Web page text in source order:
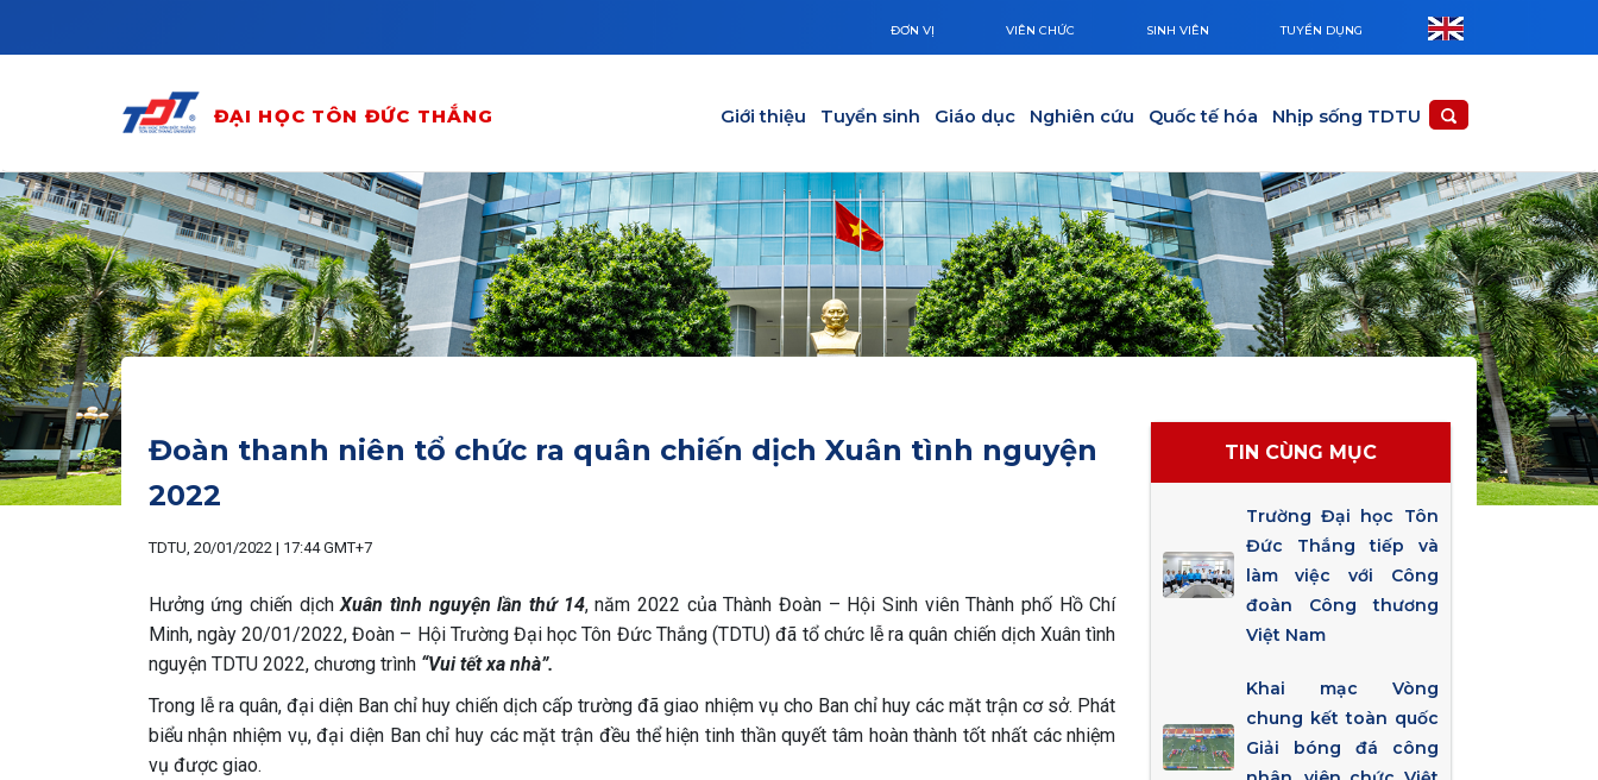
ĐƠN VỊ VIÊN CHỨC SINH VIÊN TUYỂN DỤNG
ĐẠI HỌC TÔN ĐỨC THẮNG Giới thiệu Tuyển sinh Giáo dục Nghiên cứu Quốc tế hóa Nhịp sống TDTU
Đoàn thanh niên tổ chức ra quân chiến dịch Xuân tình nguyện
2022
TDTU, 20/01/2022 | 17:44 GMT+7
Hưởng ứng chiến dịchXuân tình nguyện lần thứ 14, năm 2022 của Thành Đoàn – Hội Sinh viên Thành phố Hồ Chí
Minh, ngày 20/01/2022, Đoàn – Hội Trường Đại học Tôn Đức Thắng (TDTU) đã tổ chức lễ ra quân chiến dịch Xuân tình
nguyện TDTU 2022, chương trình “Vui tết xa nhà”.
Trong lễ ra quân, đại diện Ban chỉ huy chiến dịch cấp trường đã giao nhiệm vụ cho Ban chỉ huy các mặt trận cơ sở. Phát
biểu nhận nhiệm vụ, đại diện Ban chỉ huy các mặt trận đều thể hiện tinh thần quyết tâm hoàn thành tốt nhất các nhiệm
vụ được giao.
TIN CÙNG MỤC
Trường Đại học Tôn
Đức Thắng tiếp và
làm việc với Công
đoàn Công thương
Việt Nam
Khai mạc Vòng
chung kết toàn quốc
Giải bóng đá công